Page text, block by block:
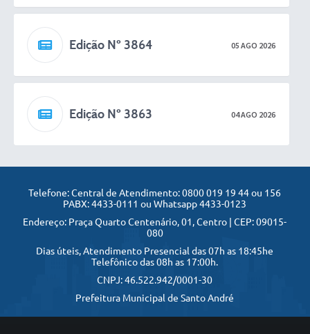
Edição Nº 3864 05 AGO 2026
Edição Nº 3863 04 AGO 2026
Edição Nº 3861 31 JUL 2026
Edição Nº 3860
Telefone: Central de Atendimento: 0800 019 19 44 ou 156
PABX: 4433-0111 ou Whatsapp 4433-0123
Endereço: Praça Quarto Centenário, 01, Centro | CEP: 09015-
080
Dias úteis, Atendimento Presencial das 07h as 18:45he
Telefônico das 08h as 17:00h.
CNPJ: 46.522.942/0001-30
Prefeitura Municipal de Santo André